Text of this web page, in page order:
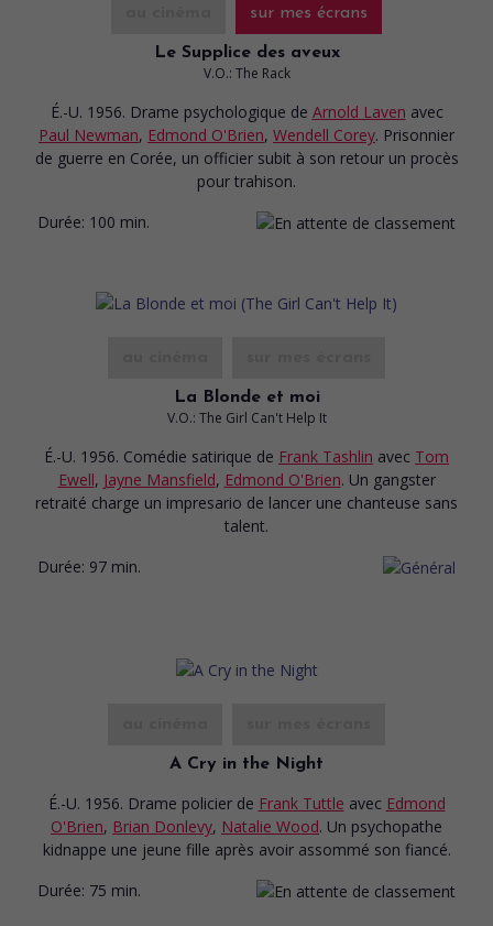
sur mes écrans
Le Supplice des aveux
V.O.: The Rack
É.-U. 1956. Drame psychologique de Arnold Laven avec
Paul Newman, Edmond O'Brien, Wendell Corey. Prisonnier
de guerre en Corée, un officier subit à son retour un procès
pour trahison.
Durée: 100 min.
La Blonde et moi
V.O.: The Girl Can't Help It
É.-U. 1956. Comédie satirique de Frank Tashlin avec Tom
Ewell, Jayne Mansfield, Edmond O'Brien. Un gangster
retraité charge un impresario de lancer une chanteuse sans
talent.
Durée: 97 min.
A Cry in the Night
É.-U. 1956. Drame policier de Frank Tuttle avec Edmond
O'Brien, Brian Donlevy, Natalie Wood. Un psychopathe
kidnappe une jeune fille après avoir assommé son fiancé.
Durée: 75 min.